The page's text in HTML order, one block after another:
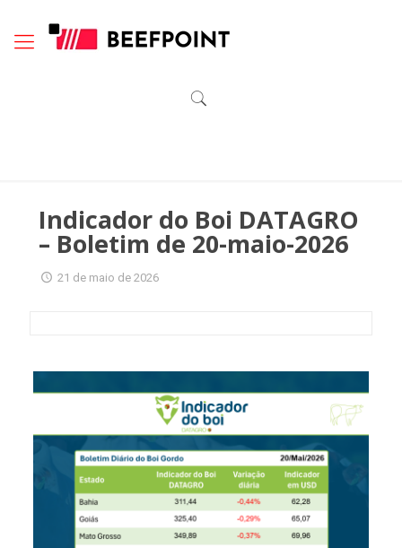
Indicador do Boi DATAGRO
– Boletim de 20-maio-2026
21 de maio de 2026